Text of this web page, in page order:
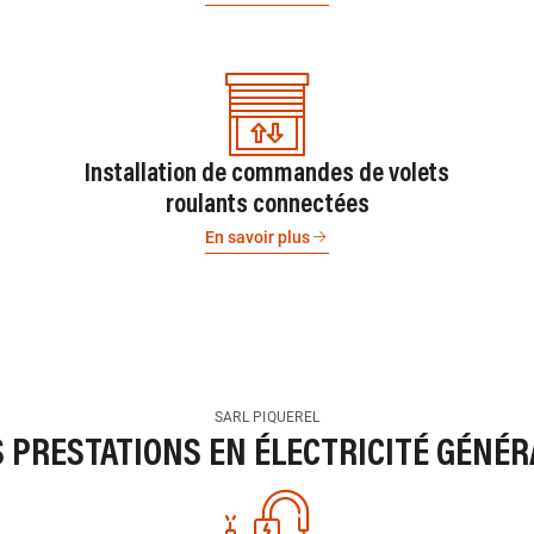
Installation de commandes de volets
roulants connectées
En savoir plus
SARL PIQUEREL
PRESTATIONS EN ÉLECTRICITÉ